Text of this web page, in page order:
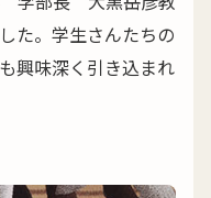
た。学生さんたちの
興味深く引き込まれ